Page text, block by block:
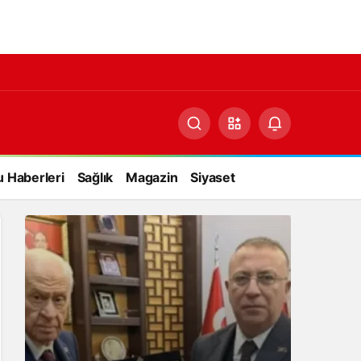
Haberleri Sağlık Magazin Siyaset